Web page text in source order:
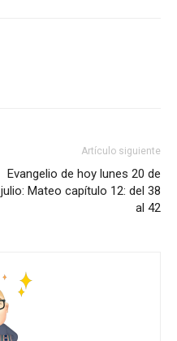
Artículo siguiente
Evangelio de hoy lunes 20 de
julio: Mateo capítulo 12: del 38
al 42